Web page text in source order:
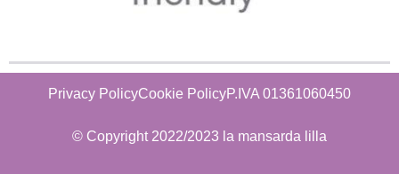
Privacy PolicyCookie PolicyP.IVA 01361060450
© Copyright 2022/2023 la mansarda lilla